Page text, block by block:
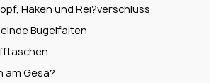
Haken und Rei?verschluss
Bugelfalten
am Gesa?